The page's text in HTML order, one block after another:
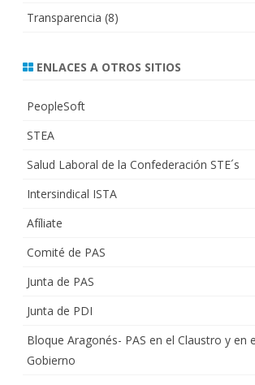
Transparencia (8)
ENLACES A OTROS SITIOS
PeopleSoft
STEA
Salud Laboral de la Confederación STE´s
Intersindical ISTA
Afíliate
Comité de PAS
Junta de PAS
Junta de PDI
Bloque Aragonés- PAS en el Claustro y en
Gobierno